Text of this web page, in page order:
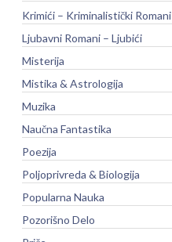
Krimići – Kriminalistički Romani
Ljubavni Romani – Ljubići
Misterija
Mistika & Astrologija
Muzika
Naučna Fantastika
Poezija
Poljoprivreda & Biologija
Popularna Nauka
Pozorišno Delo